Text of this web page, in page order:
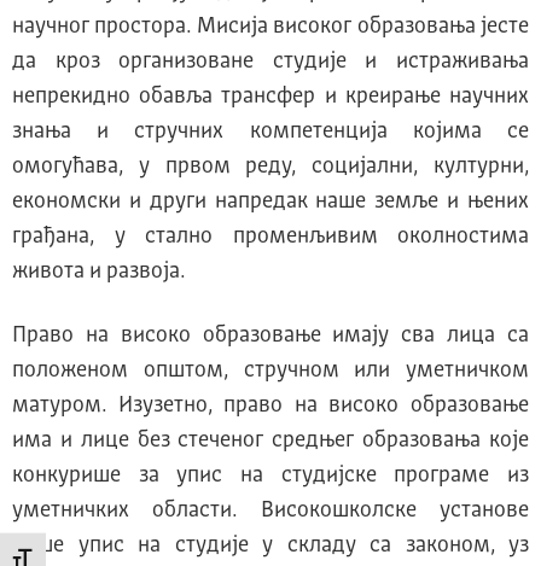
научног простора. Мисија високог образовања јесте
да кроз организоване студије и истраживања
непрекидно обавља трансфер и креирање научних
знања и стручних компетенција којима се
омогућава, у првом реду, социјални, културни,
економски и други напредак наше земље и њених
грађана, у стално променљивим околностима
живота и развоја.
Право на високо образовање имају сва лица са
положеном општом, стручном или уметничком
матуром. Изузетно, право на високо образовање
има и лице без стеченог средњег образовања које
конкурише за упис на студијске програме из
уметничких области. Високошколске установе
врше упис на студије у складу са законом, уз